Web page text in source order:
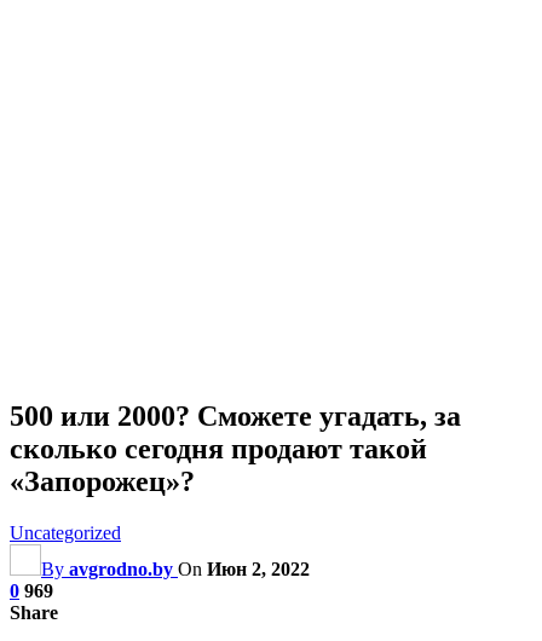
500 или 2000? Сможете угадать, за
сколько сегодня продают такой
«Запорожец»?
Uncategorized
By avgrodno.by On Июн 2, 2022
0 969
Share